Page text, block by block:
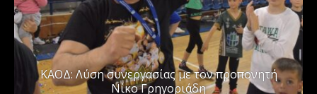
ΚΑΟΔ: Λύση συνεργασίας με τον προπονητή
Νίκο Γρηγοριάδη